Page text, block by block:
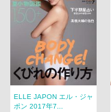
ELLE JAPON エル・ジャ
ポン 2017年7...